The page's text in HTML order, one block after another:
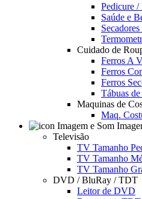
Pedicure
Saúde e
Cuidado de
Ferros A
Ferros
Ferros
Tábuas de
Maquinas de
Maq.
Televisão
TV Tamanho
TV Tamanho
TV Tamanho
DVD / BluRay / TDT
Leitor de DVD